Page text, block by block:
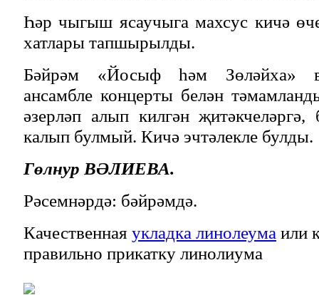
Һәр чыгыш ясаучыга махсус кичә
хатлары тапшырылды.
Бәйрәм «Йосыф һәм Зөләйха»
ансамбле концерты белән
әзерләп алып килгән җитәкчеләргә,
калып булмый. Кичә эчтәлекле булды.
Гөлнур ВӘЛИЕВА.
Рәсемнәрдә: бәйрәмдә.
Качественная укладка линолеума или
правильно прикатку линолиума